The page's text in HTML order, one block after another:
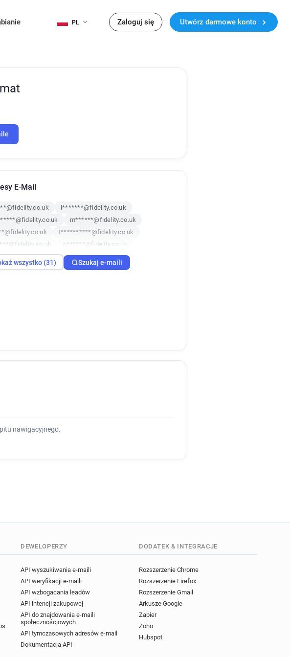
PL Zaloguj się Utwórz darmowe konto
E-Mail
l*******@fidelity.co.uk
m******@fidelity.co.uk
t**********@fidelity.co.uk
c******@fidelity.co.uk
j*******@fidelity.co.uk
x******@fidelity.co.uk
wszystko (31) Szukaj e-maili
nawigacyjnego.
DEWELOPERZY
API wyszukiwania e-maili
API weryfikacji e-maili
API wzbogacania leadów
API intencji zakupowej
API do znajdowania e-maili
społecznościowych
API tymczasowych adresów e-mail
Dokumentacja API
DODATEK & INTEGRACJE
Rozszerzenie Chrome
Rozszerzenie Firefox
Rozszerzenie Gmail
Arkusze Google
Zapier
Zoho
Hubspot